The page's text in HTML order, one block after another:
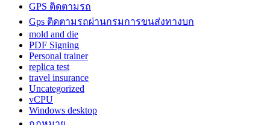
GPS ติดตามรถ
Gps ติดตามรถผ่านกรมการขนส่งทางบก
mold and die
PDF Signing
Personal trainer
replica test
travel insurance
Uncategorized
vCPU
Windows desktop